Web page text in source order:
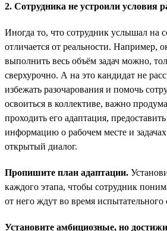
2. Сотрудника не устроили условия
Иногда то, что сотрудник услышал на
отличается от реальности. Например,
выполнить весь объём задач можно,
сверхурочно. А на это кандидат не
избежать разочарования и помочь
освоиться в коллективе, важно
проходить его адаптация,
информацию о рабочем месте и
открытый диалог.
Пропишите план адаптации.
каждого этапа, чтобы сотрудник
от него ждут во время испытательного
Установите амбициозные, но